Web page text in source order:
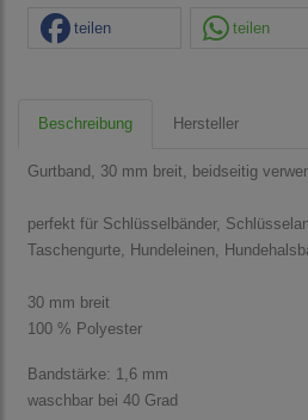
teilen teilen
Beschreibung Hersteller
Gurtband, 30 mm breit, beidseitig
perfekt für Schlüsselbänder,
Taschengurte, Hundeleinen,
30 mm breit
100 % Polyester
Bandstärke: 1,6 mm
waschbar bei 40 Grad